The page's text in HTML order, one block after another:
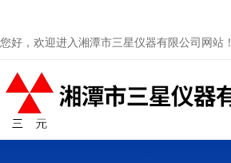
您好，欢迎进入湘潭市三星仪器有限公司网站！